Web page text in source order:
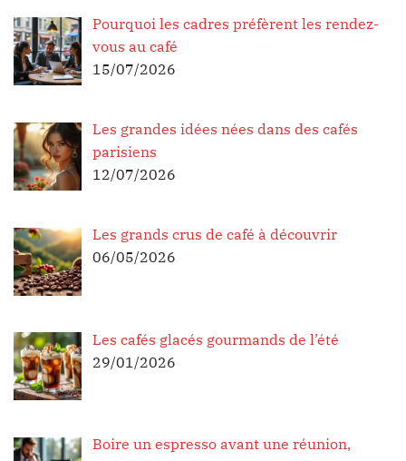
Pourquoi les cadres préfèrent les rendez-
vous au café
15/07/2026
Les grandes idées nées dans des cafés
parisiens
12/07/2026
Les grands crus de café à découvrir
06/05/2026
Les cafés glacés gourmands de l’été
29/01/2026
Boire un espresso avant une réunion,